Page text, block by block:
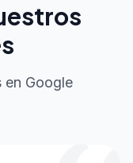
en Google